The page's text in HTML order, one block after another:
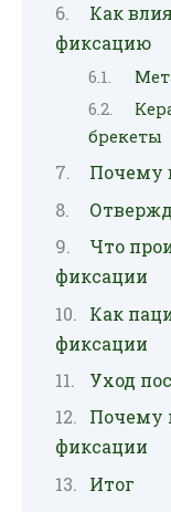
Как
фиксацию
брекеты
Почему
Что
фиксации
Как
фиксации
Уход
Почему
фиксации
Итог